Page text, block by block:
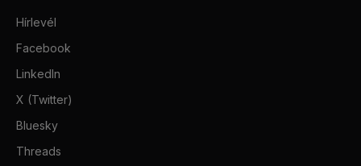
Hírlevél
Facebook
LinkedIn
X (Twitter)
Bluesky
Threads